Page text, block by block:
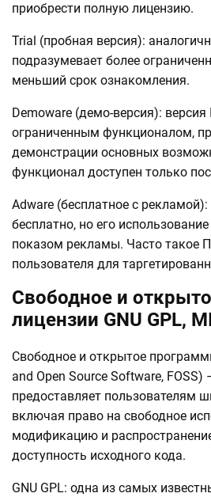
приобрести полную лицензию.
Trial (пробная версия):
подразумевает более
меньший срок ознакомления.
Demoware (демо-версия):
ограниченным функционалом,
демонстрации основных
функционал доступен только
Adware (бесплатное с
бесплатно, но его
показом рекламы. Часто такое
пользователя для
Свободное и
лицензии GNU GPL,
Свободное и открытое
and Open Source Software, FOSS)
предоставляет пользователям
включая право на свободное
модификацию и
доступность исходного кода.
GNU GPL: одна из самых